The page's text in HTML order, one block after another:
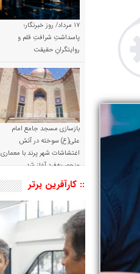
۱۷ مرداد/ روز خبرنگار؛
پاسداشتِ شرافتِ قلم و
روایتگرانِ حقیقت
بازسازی مسجد جامع امام
علی(ع) سوخته در آتش
اغتشاشات شهر پرند با معماری
منحصربه‌فرد آغاز شد
:: کارآفرین برتر